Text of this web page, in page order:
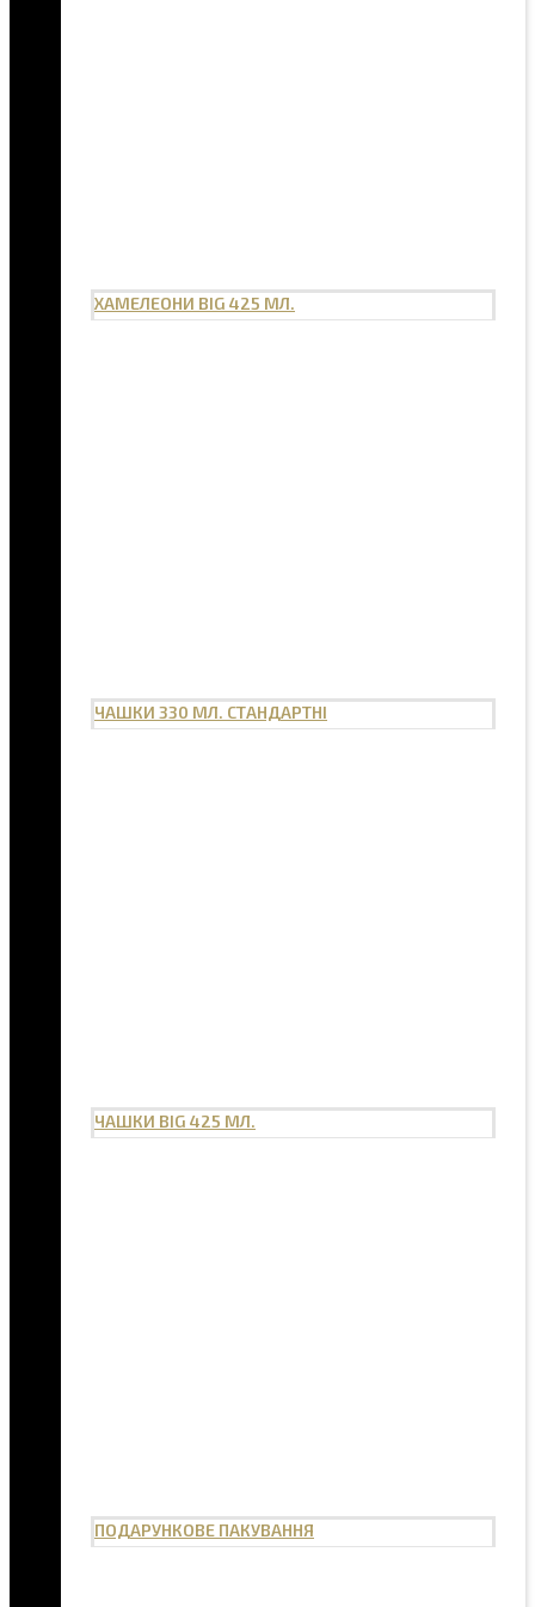
ХАМЕЛЕОНИ BIG 425 МЛ.
ЧАШКИ 330 МЛ. СТАНДАРТНІ
ЧАШКИ BIG 425 МЛ.
ПОДАРУНКОВЕ ПАКУВАННЯ